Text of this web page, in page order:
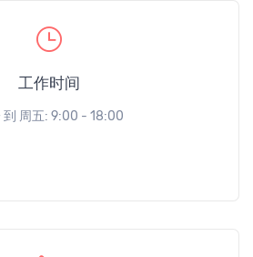
工作时间
到 周五: 9:00 - 18:00